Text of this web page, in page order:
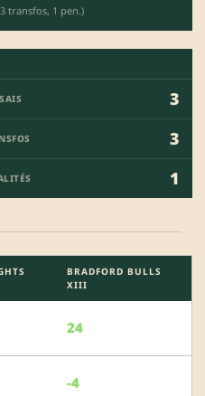
transfos, 1 pen.)
3
3
1
BRADFORD BULLS
XIII
24
-4